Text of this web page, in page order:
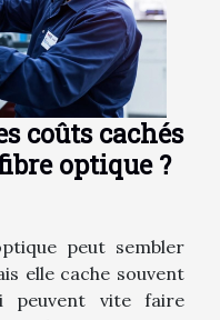
coûts cachés
optique ?
peut sembler
elle cache souvent
peuvent vite faire